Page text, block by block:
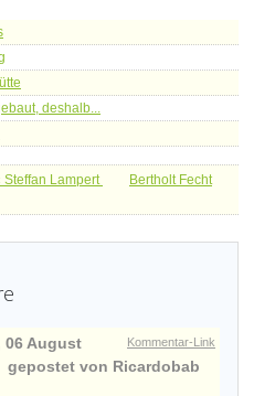
deshalb...
Steffan Lampert
Bertholt Fecht
Kommentar-Link
06 August
gepostet von Ricardobab